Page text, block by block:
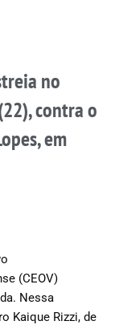
no
contra o
em
(CEOV)
Nessa
Kaique Rizzi, de